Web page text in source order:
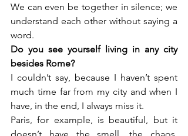
We can even be together in silence; we
understand each other without saying a
word.
Do you see yourself living in any city
besides Rome?
I couldn’t say, because I haven’t spent
much time far from my city and when I
have, in the end, I always miss it.
Paris, for example, is beautiful, but it